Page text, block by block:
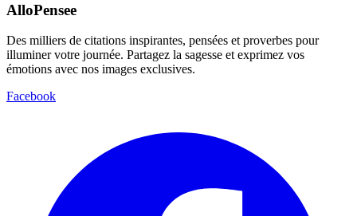
AlloPensee
Des milliers de citations inspirantes, pensées et proverbes pour
illuminer votre journée. Partagez la sagesse et exprimez vos
émotions avec nos images exclusives.
Facebook